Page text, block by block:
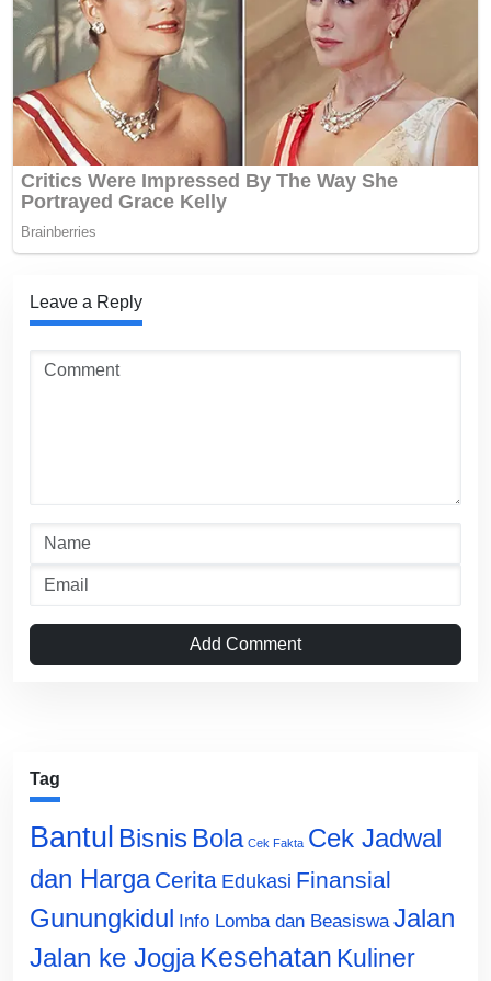
Leave a Reply
Add Comment
Tag
Bantul Bisnis Bola Cek Fakta Cek Jadwal
dan Harga Cerita Edukasi Finansial
Gunungkidul Info Lomba dan Beasiswa Jalan
Jalan ke Jogja Kesehatan Kuliner